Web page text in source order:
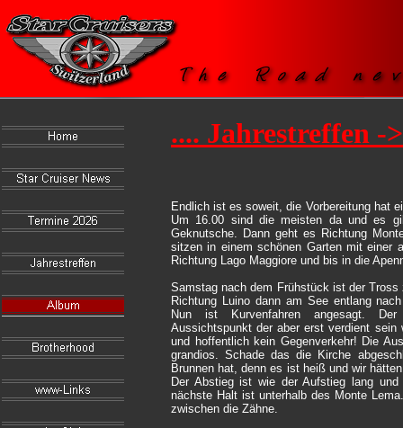
.... Jahrestreffen ->
Endlich ist es soweit, die Vorbereitung hat
Um 16.00 sind die meisten da und es
Geknutsche. Dann geht es Richtung
sitzen in einem schönen Garten mit einer
Richtung Lago Maggiore und bis in die
Samstag nach dem Frühstück ist der
Richtung Luino dann am See entlang
Nun ist Kurvenfahren angesagt.
Aussichtspunkt der aber erst verdient sein
und hoffentlich kein Gegenverkehr! Die
grandios. Schade das die Kirche
Brunnen hat, denn es ist heiß und wir
Der Abstieg ist wie der Aufstieg lang
nächste Halt ist unterhalb des Monte
zwischen die Zähne.